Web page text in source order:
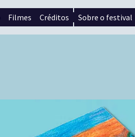
Filmes Créditos Sobre o festival